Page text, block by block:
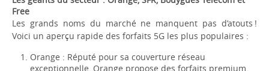
Free
Les grands noms du marché ne manquent pas d’atouts !
Voici un aperçu rapide des forfaits 5G les plus populaires :
Orange : Réputé pour sa couverture réseau
exceptionnelle, Orange propose des forfaits premium,